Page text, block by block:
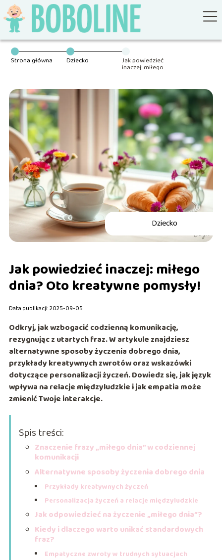
Strona główna Dziecko Jak powiedzieć
inaczej: miłego
pomysły!
Dziecko
Jak powiedzieć inaczej: miłego
dnia? Oto kreatywne pomysły!
Data publikacji: 2025-09-05
Odkryj, jak wzbogacić codzienną komunikację,
rezygnując z utartych fraz. W artykule znajdziesz
alternatywne sposoby życzenia dobrego dnia,
przykłady kreatywnych zwrotów oraz wskazówki
dotyczące personalizacji życzeń. Dowiedz się, jak język
wpływa na relacje międzyludzkie i jak empatia może
zmienić Twoje interakcje.
Spis treści:
Znaczenie frazy „miłego dnia” w codziennej
komunikacji
Alternatywne sposoby życzenia dobrego dnia
Przykłady kreatywnych życzeń
Personalizacja życzeń a relacje międzyludzkie
Jak odpowiedzieć na życzenie „miłego dnia”?
Kiedy i dlaczego warto unikać standardowych
fraz?
Empatyczne zwroty w trudnych sytuacjach